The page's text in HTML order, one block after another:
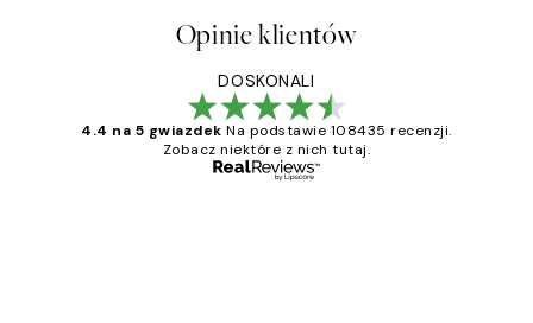
Opinie klientów
DOSKONALI
4.4 na 5 gwiazdek Na podstawie 108435 recenzji.
Zobacz niektóre z nich tutaj.